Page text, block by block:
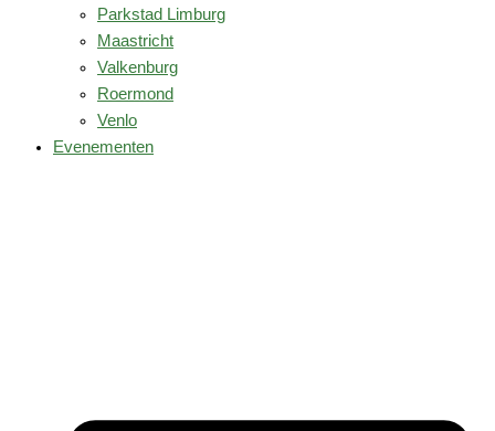
Parkstad Limburg
Maastricht
Valkenburg
Roermond
Venlo
Evenementen